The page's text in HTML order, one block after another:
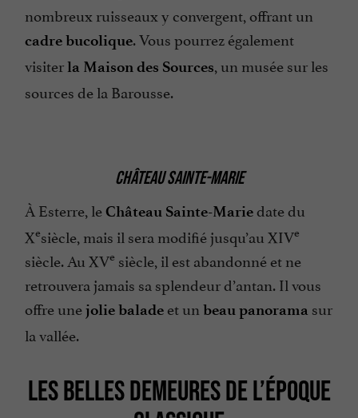
nombreux ruisseaux y convergent, offrant un
cadre bucolique. Vous pourrez également
visiterla Maison des Sources , un musée sur les
sources de la Barousse.
CHÂTEAU SAINTE-MARIE
À Esterre, leChâteau Sainte-Mariedate du
Xesiècle, mais il sera modifié jusqu’au XIVe
siècle. Au XVe siècle, il est abandonné et ne
retrouvera jamais sa splendeur d’antan. Il vous
offre unejolie balade et un beau panorama sur
la vallée.
LES BELLES DEMEURES DE L’ÉPOQUE